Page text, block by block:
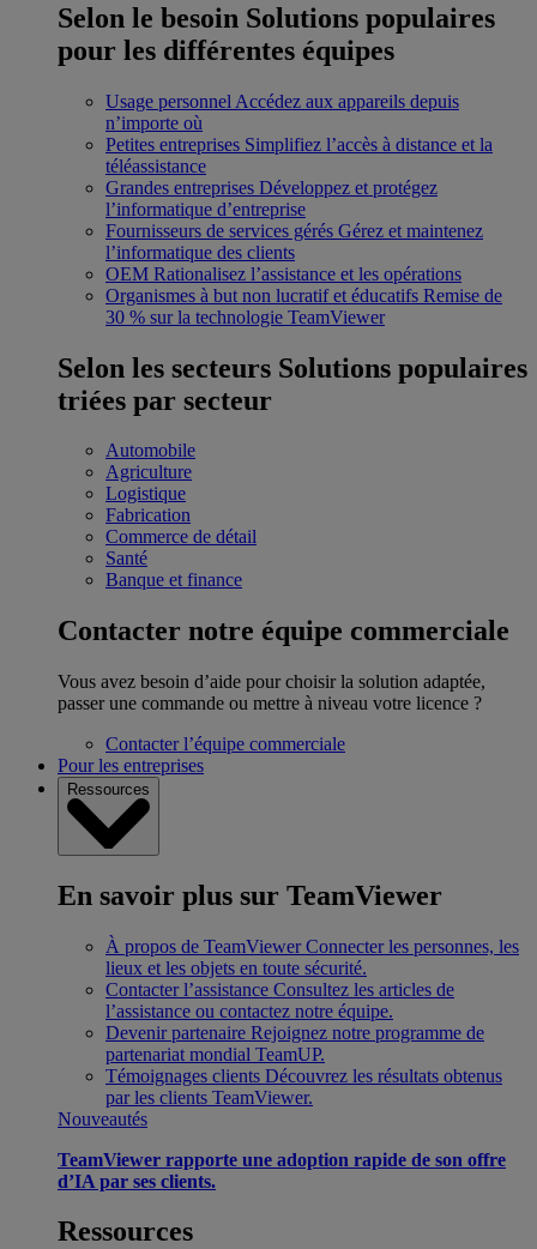
Selon le besoin Solutions populaires
pour les différentes équipes
Usage personnel Accédez aux appareils depuis
n’importe où
Petites entreprises Simplifiez l’accès à distance et la
téléassistance
Grandes entreprises Développez et protégez
l’informatique d’entreprise
Fournisseurs de services gérés Gérez et maintenez
l’informatique des clients
OEM Rationalisez l’assistance et les opérations
Organismes à but non lucratif et éducatifs Remise de
30 % sur la technologie TeamViewer
Selon les secteurs Solutions populaires
triées par secteur
Automobile
Agriculture
Logistique
Fabrication
Commerce de détail
Santé
Banque et finance
Contacter notre équipe commerciale
Vous avez besoin d’aide pour choisir la solution adaptée,
passer une commande ou mettre à niveau votre licence ?
Contacter l’équipe commerciale
Pour les entreprises
Ressources
En savoir plus sur TeamViewer
À propos de TeamViewer Connecter les personnes, les
lieux et les objets en toute sécurité.
Contacter l’assistance Consultez les articles de
l’assistance ou contactez notre équipe.
Devenir partenaire Rejoignez notre programme de
partenariat mondial TeamUP.
Témoignages clients Découvrez les résultats obtenus
par les clients TeamViewer.
Nouveautés
TeamViewer rapporte une adoption rapide de son offre
d’IA par ses clients.
Ressources